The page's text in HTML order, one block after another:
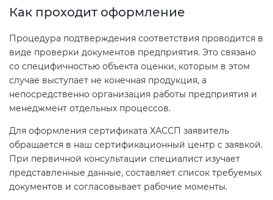
Как проходит оформление
Процедура подтверждения соответствия проводится в
виде проверки документов предприятия. Это связано
со специфичностью объекта оценки, которым в этом
случае выступает не конечная продукция, а
непосредственно организация работы предприятия и
менеджмент отдельных процессов.
Для оформления сертификата ХАССП заявитель
обращается в наш сертификационный центр с заявкой.
При первичной консультации специалист изучает
представленные данные, составляет список требуемых
документов и согласовывает рабочие моменты.